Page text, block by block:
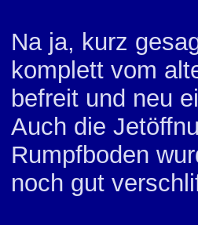
Na ja, kurz
komplett vom
befreit und neu
Auch die
Rumpfboden
noch gut